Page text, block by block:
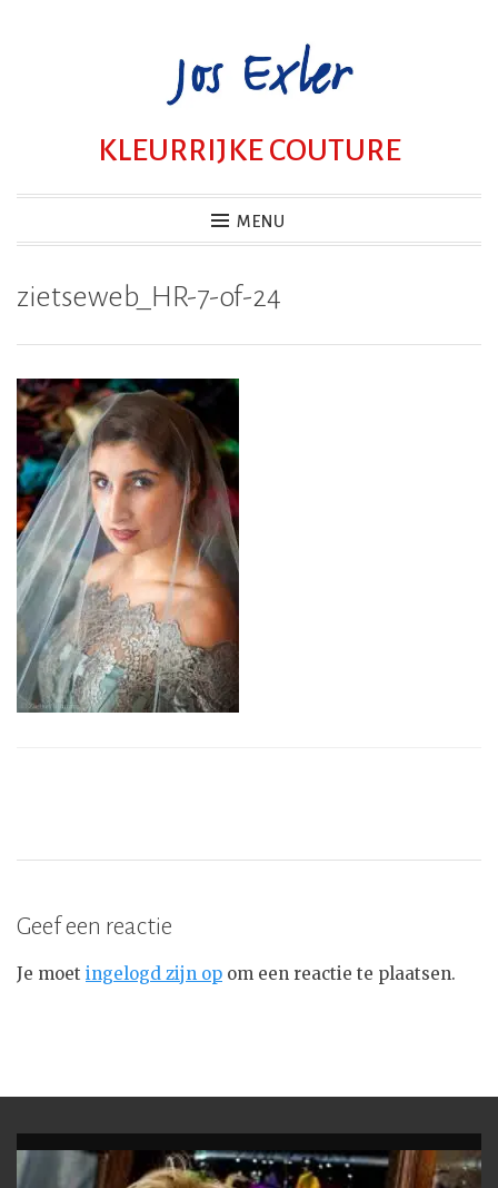
KLEURRIJKE COUTURE
MENU
zietseweb_HR-7-of-24
Geef een reactie
Je moet ingelogd zijn op om een reactie te plaatsen.